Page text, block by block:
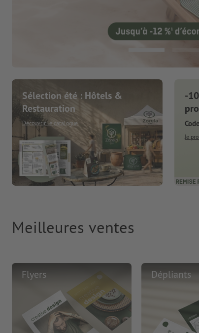
Sélection été : Hôtels &
Restauration
Découvrir le catalogue
-
Je
Meilleures ventes
Flyers Dépliants